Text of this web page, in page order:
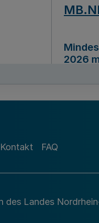
2026
Kontakt FAQ
des Landes